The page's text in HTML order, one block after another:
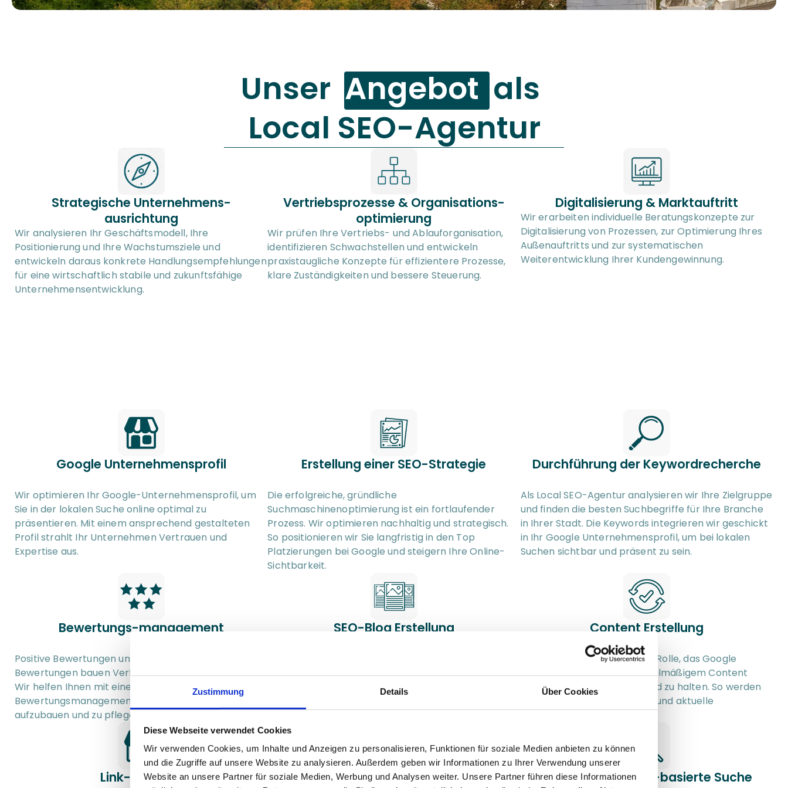
Zustimmung Details Über Cookies
Diese Webseite verwendet Cookies
Wir verwenden Cookies, um Inhalte und Anzeigen zu personalisieren, Funktionen für soziale Medien anbieten zu können
und die Zugriffe auf unsere Website zu analysieren. Außerdem geben wir Informationen zu Ihrer Verwendung unserer
Website an unsere Partner für soziale Medien, Werbung und Analysen weiter. Unsere Partner führen diese Informationen
Unser Angebot
  als
Local SEO-Agentur
Strategische Unternehmens-
ausrichtung
Wir analysieren Ihr Geschäftsmodell, Ihre
Positionierung und Ihre Wachstumsziele und
entwickeln daraus konkrete Handlungsempfehlungen
für eine wirtschaftlich stabile und zukunftsfähige
Unternehmensentwicklung.
Vertriebsprozesse & Organisations-
optimierung
Wir prüfen Ihre Vertriebs- und Ablauforganisation,
identifizieren Schwachstellen und entwickeln
praxistaugliche Konzepte für effizientere Prozesse,
klare Zuständigkeiten und bessere Steuerung.
Digitalisierung & Marktauftritt
Wir erarbeiten individuelle Beratungskonzepte zur
Digitalisierung von Prozessen, zur Optimierung Ihres
Außenauftritts und zur systematischen
Weiterentwicklung Ihrer Kundengewinnung.
Google Unternehmensprofil
Wir optimieren Ihr Google-Unternehmensprofil, um
Sie in der lokalen Suche online optimal zu
präsentieren. Mit einem ansprechend gestalteten
Profil strahlt Ihr Unternehmen Vertrauen und
Expertise aus.
Erstellung einer SEO-Strategie
Die erfolgreiche, gründliche
Suchmaschinenoptimierung ist ein fortlaufender
Prozess. Wir optimieren nachhaltig und strategisch.
So positionieren wir Sie langfristig in den Top
Platzierungen bei Google und steigern Ihre Online-
Sichtbarkeit.
Durchführung der Keywordrecherche
Als Local SEO-Agentur analysieren wir Ihre Zielgruppe
und finden die besten Suchbegriffe für Ihre Branche
in Ihrer Stadt. Die Keywords integrieren wir geschickt
in Ihr Google Unternehmensprofil, um bei lokalen
Suchen sichtbar und präsent zu sein.
Bewertungs-management
Positive Bewertungen und die Beantwortung von
Bewertungen bauen Vertrauen bei Interessenten auf.
Wir helfen Ihnen mit einem strukturierten
Bewertungsmanagement, Ihren Ruf online
aufzubauen und zu pflegen.
SEO-Blog Erstellung
Sie als Branchenexperten und stärken Ihre lokale
Präsenz durch regelmäßige, SEO-relevante Beiträge
Content Erstellung
Es spielt eine entscheidende Rolle, das Google
Unternehmensprofil mit regelmäßigem Content
stets auf dem neuesten Stand zu halten. So werden
potenziellen Kunden genaue und aktuelle
Link- Building Website Erstellung & optimierung Optimierung für KI-basierte Suche